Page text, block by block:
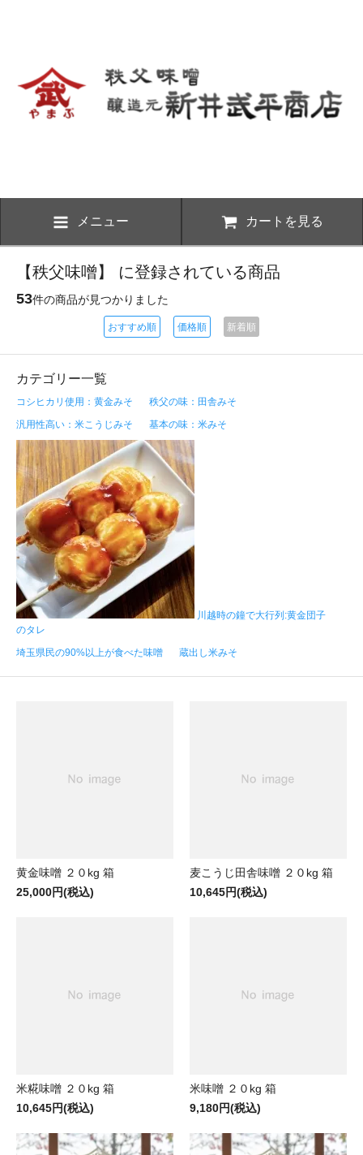
メニュー カートを見る
【秩父味噌】 に登録されている商品
53件の商品が見つかりました
おすすめ順 価格順 新着順
カテゴリー一覧
コシヒカリ使用：黄金みそ
秩父の味：田舎みそ
汎用性高い：米こうじみそ
基本の味：米みそ
川越時の鐘で大行列:黄金団子
のタレ
埼玉県民の90%以上が食べた味噌
蔵出し米みそ
黄金味噌 ２０kg 箱
25,000円(税込)
麦こうじ田舎味噌 ２０kg 箱
10,645円(税込)
米糀味噌 ２０kg 箱
10,645円(税込)
米味噌 ２０kg 箱
9,180円(税込)